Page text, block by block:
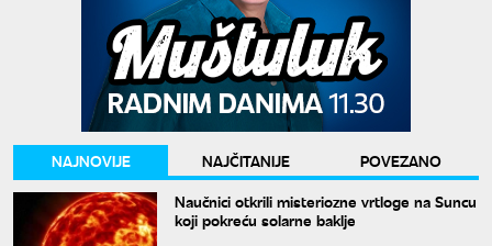
NAJNOVIJE NAJČITANIJE
POVEZANO
Naučnici otkrili misteriozne vrtloge na Suncu
koji pokreću solarne baklje